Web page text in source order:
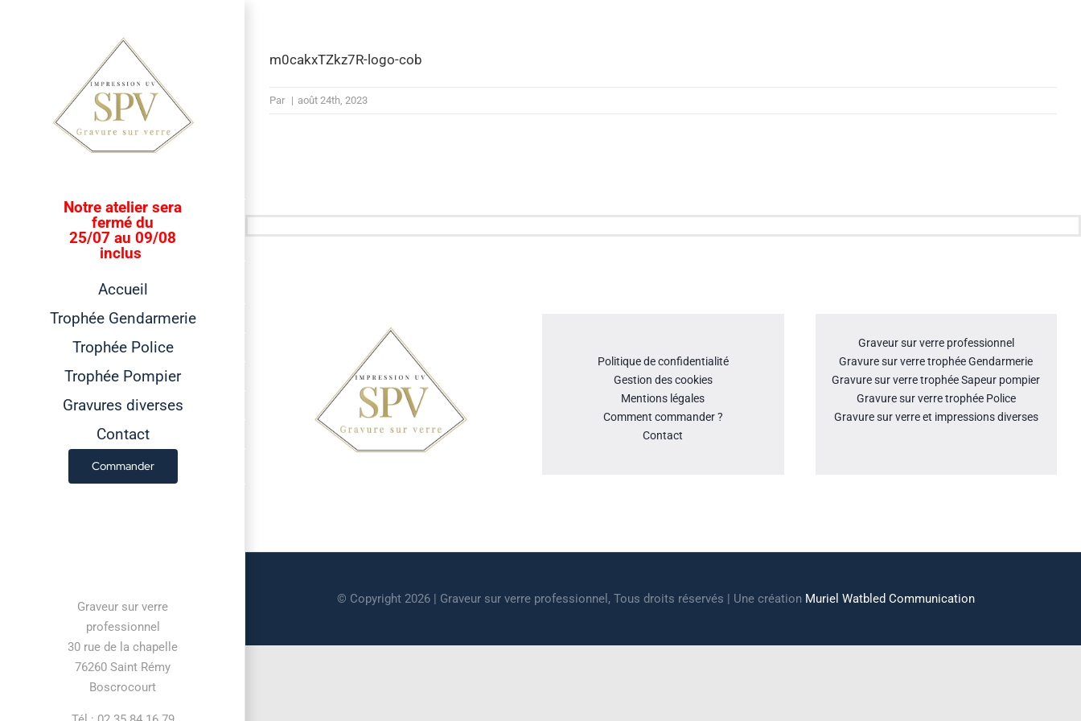
Notre atelier sera
fermé du
25/07 au 09/08
inclus
Accueil
Trophée Gendarmerie
Trophée Police
Trophée Pompier
Gravures diverses
Contact
Commander
Graveur sur verre
professionnel
30 rue de la chapelle
76260 Saint Rémy
Boscrocourt
m0cakxTZkz7R-logo-cob
Par | août 24th, 2023
Politique de confidentialité
Gestion des cookies
Mentions légales
Comment commander ?
Contact
Graveur sur verre professionnel
Gravure sur verre trophée Gendarmerie
Gravure sur verre trophée Sapeur pompier
Gravure sur verre trophée Police
Gravure sur verre et impressions diverses
© Copyright 2026 | Graveur sur verre professionnel, Tous droits réservés | Une création Muriel Watbled Communication